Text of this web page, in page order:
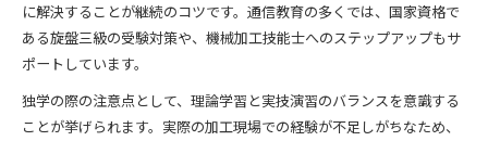
に解決することが継続のコツです。通信教育の多くでは、国家資格で
ある旋盤三級の受験対策や、機械加工技能士へのステップアップもサ
ポートしています。
独学の際の注意点として、理論学習と実技演習のバランスを意識する
ことが挙げられます。実際の加工現場での経験が不足しがちなため、